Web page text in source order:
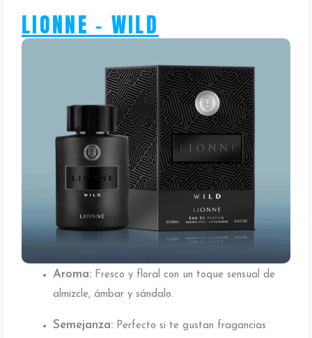
LIONNE - WILD
Aroma: Fresco y floral con un toque sensual de
almizcle, ámbar y sándalo.
Semejanza: Perfecto si te gustan fragancias